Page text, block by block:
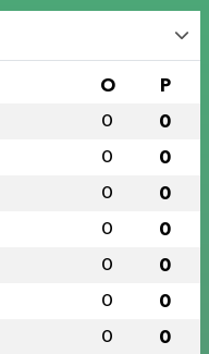
O P
0 0
0 0
0 0
0 0
0 0
0 0
0 0